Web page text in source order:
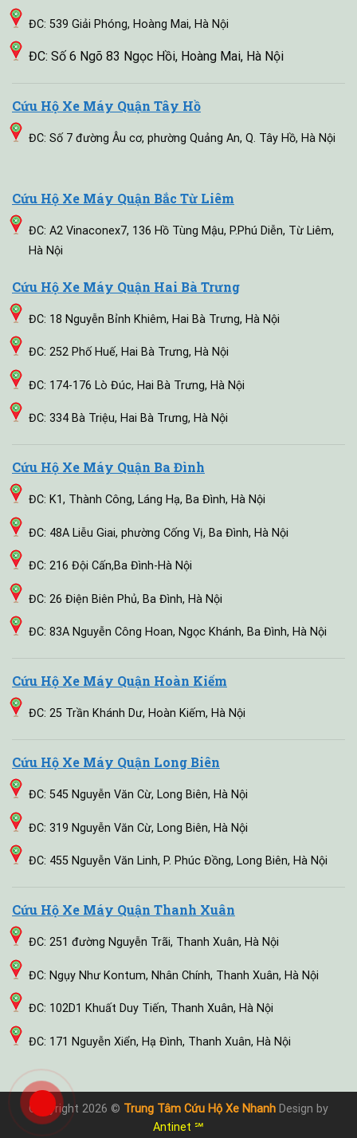
ĐC: 539 Giải Phóng, Hoàng Mai, Hà Nội
ĐC: Số 6 Ngõ 83 Ngọc Hồi, Hoàng Mai, Hà Nội
Cứu Hộ Xe Máy Quận Tây Hồ
ĐC: Số 7 đường Âu cơ, phường Quảng An, Q. Tây Hồ, Hà Nội
Cứu Hộ Xe Máy Quận Bắc Từ Liêm
ĐC: A2 Vinaconex7, 136 Hồ Tùng Mậu, P.Phú Diễn, Từ Liêm,
Hà Nội
Cứu Hộ Xe Máy Quận Hai Bà Trưng
ĐC: 18 Nguyễn Bỉnh Khiêm, Hai Bà Trưng, Hà Nội
ĐC: 252 Phố Huế, Hai Bà Trưng, Hà Nội
ĐC: 174-176 Lò Đúc, Hai Bà Trưng, Hà Nội
ĐC: 334 Bà Triệu, Hai Bà Trưng, Hà Nội
Cứu Hộ Xe Máy Quận Ba Đình
ĐC: K1, Thành Công, Láng Hạ, Ba Đình, Hà Nội
ĐC: 48A Liễu Giai, phường Cống Vị, Ba Đình, Hà Nội
ĐC: 216 Đội Cấn,Ba Đình-Hà Nội
ĐC: 26 Điện Biên Phủ, Ba Đình, Hà Nội
ĐC: 83A Nguyễn Công Hoan, Ngọc Khánh, Ba Đình, Hà Nội
Cứu Hộ Xe Máy Quận Hoàn Kiếm
ĐC: 25 Trần Khánh Dư, Hoàn Kiếm, Hà Nội
Cứu Hộ Xe Máy Quận Long Biên
ĐC: 545 Nguyễn Văn Cừ, Long Biên, Hà Nội
ĐC: 319 Nguyễn Văn Cừ, Long Biên, Hà Nội
ĐC: 455 Nguyễn Văn Linh, P. Phúc Đồng, Long Biên, Hà Nội
Cứu Hộ Xe Máy Quận Thanh Xuân
ĐC: 251 đường Nguyễn Trãi, Thanh Xuân, Hà Nội
ĐC: Ngụy Như Kontum, Nhân Chính, Thanh Xuân, Hà Nội
ĐC: 102D1 Khuất Duy Tiến, Thanh Xuân, Hà Nội
ĐC: 171 Nguyễn Xiển, Hạ Đình, Thanh Xuân, Hà Nội
Copyright 2026 © Trung Tâm Cứu Hộ Xe Nhanh Design by
Antinet ℠